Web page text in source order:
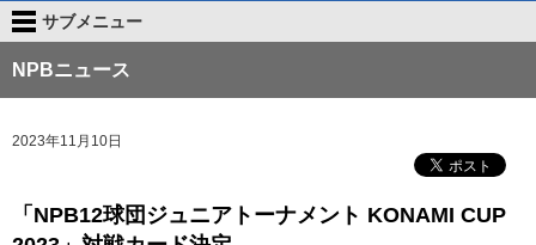
サブメニュー
NPBニュース
2023年11月10日
「NPB12球団ジュニアトーナメント KONAMI CUP